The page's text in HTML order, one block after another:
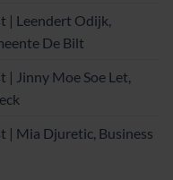
| Leendert Odijk,
De Bilt
| Jinny Moe Soe Let,
| Mia Djuretic, Business